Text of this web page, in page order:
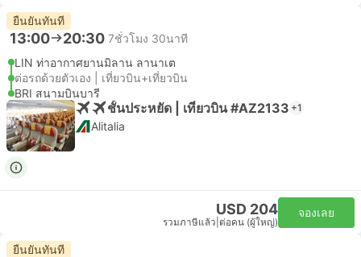
ยืนยันทันที
13:00 20:30 7ชั่วโมง 30นาที
LIN ท่าอากาศยานมิลาน ลานาเต
ต่อรถด้วยตัวเอง | เที่ยวบิน+เที่ยวบิน
BRI สนามบินบารี
ชั้นประหยัด | เที่ยวบิน #AZ2133 +1
Alitalia
USD 204
รวมภาษีแล้ว ต่อคน (ผู้ใหญ่)
จองเลย
ยืนยันทันที